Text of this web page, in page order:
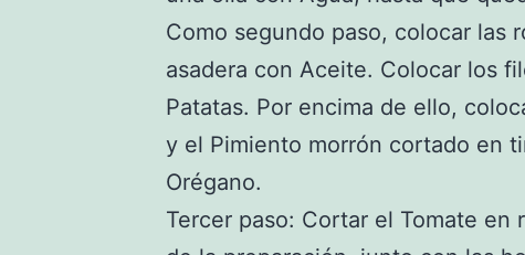
Como segundo paso, colocar las
asadera con Aceite. Colocar los
Patatas. Por encima de ello,
y el Pimiento morrón cortado en
Orégano.
Tercer paso: Cortar el Tomate en